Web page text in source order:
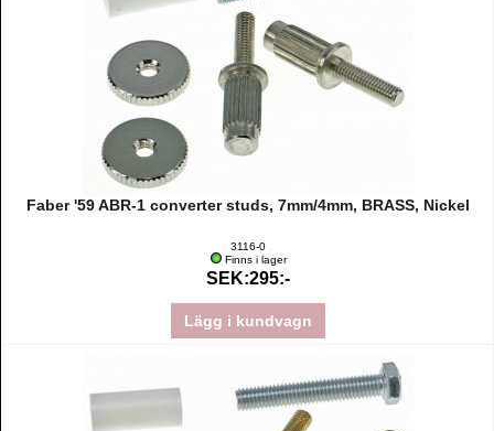
Faber '59 ABR-1 converter studs, 7mm/4mm, BRASS, Nickel
3116-0
Finns i lager
SEK:295:-
Lägg i kundvagn